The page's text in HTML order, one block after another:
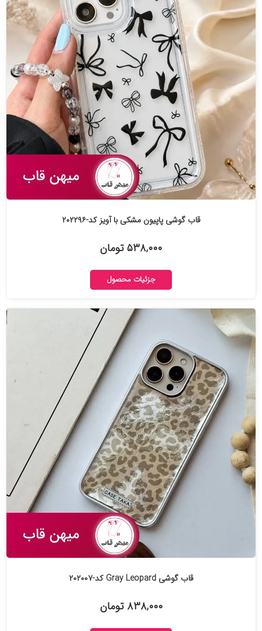
قاب گوشی پاپیون مشکی با آویز کد-۲۰۲۲۹۶
۵۳۸,۰۰۰ تومان
جزئیات محصول
قاب گوشی Gray Leopard کد-۲۰۲۰۰۷
۸۳۸,۰۰۰ تومان